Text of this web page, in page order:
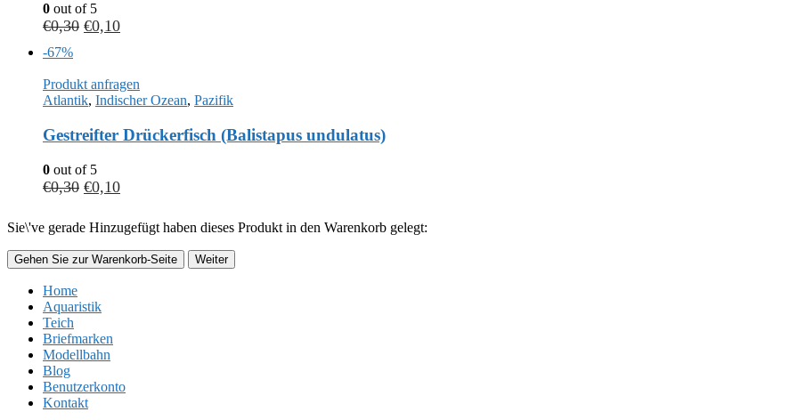
0 out of 5
€0,30 €0,10
-67%
Produkt anfragen
Atlantik, Indischer Ozean, Pazifik
Gestreifter Drückerfisch (Balistapus undulatus)
0 out of 5
€0,30 €0,10
Sie\'ve gerade Hinzugefügt haben dieses Produkt in den Warenkorb gelegt:
Gehen Sie zur Warenkorb-Seite Weiter
Home
Aquaristik
Teich
Briefmarken
Modellbahn
Blog
Benutzerkonto
Kontakt